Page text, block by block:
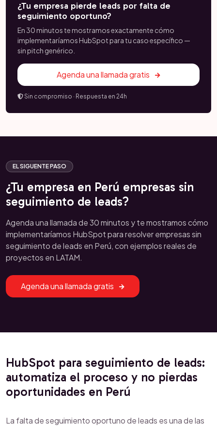
¿Tu empresa pierde leads por falta de
seguimiento oportuno?
En 30 minutos te mostramos exactamente cómo
implementaríamos HubSpot para tu caso específico —
sin pitch genérico.
Agenda una llamada gratis
Sin compromiso · Respuesta en 24h
EL SIGUENTE PASO
¿Tu empresa en Perú empresas sin
seguimiento de leads?
Agenda una llamada de 30 minutos y te mostramos cómo
implementaríamos HubSpot para resolver empresas sin
seguimiento de leads en Perú, con ejemplos reales de
proyectos en LATAM.
Agenda una llamada gratis
HubSpot para seguimiento de leads:
automatiza el proceso y no pierdas
oportunidades en Perú
La falta de seguimiento oportuno de leads es una de las